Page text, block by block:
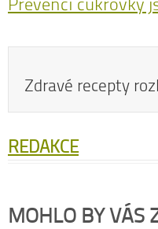
Prevencí cukrovky
Zdravé recepty
REDAKCE
MOHLO BY VÁS